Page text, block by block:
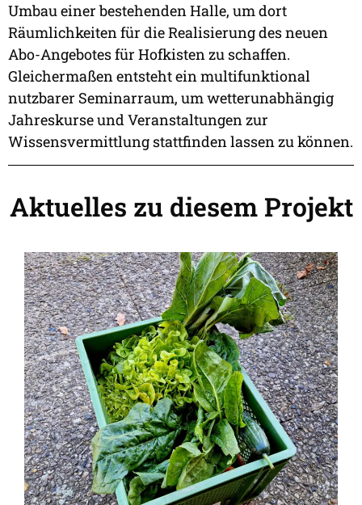
Umbau einer bestehenden Halle, um dort
Räumlichkeiten für die Realisierung des neuen
Abo-Angebotes für Hofkisten zu schaffen.
Gleichermaßen entsteht ein multifunktional
nutzbarer Seminarraum, um wetterunabhängig
Jahreskurse und Veranstaltungen zur
Wissensvermittlung stattfinden lassen zu können.
Aktuelles zu diesem Projekt